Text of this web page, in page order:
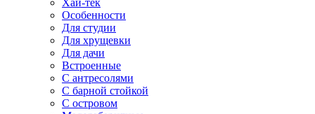
Хай-тек
Особенности
Для студии
Для хрущевки
Для дачи
Встроенные
С антресолями
С барной стойкой
С островом